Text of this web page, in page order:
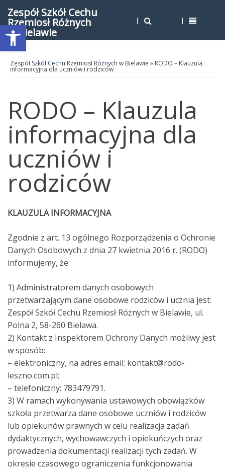
Open toolbar
Zespół Szkół Cechu
Rzemiosł Różnych
w Bielawie
Zespół Szkół Cechu Rzemiosł Różnych w Bielawie » RODO – Klauzula
informacyjna dla uczniów i rodziców
RODO – Klauzula
informacyjna dla
uczniów i
rodziców
KLAUZULA INFORMACYJNA
Zgodnie z art. 13 ogólnego Rozporządzenia o Ochronie
Danych Osobowych z dnia 27 kwietnia 2016 r. (RODO)
informujemy, że:
1) Administratorem danych osobowych
przetwarzającym dane osobowe rodziców i ucznia jest:
Zespół Szkół Cechu Rzemiosł Różnych w Bielawie, ul.
Polna 2, 58-260 Bielawa.
2) Kontakt z Inspektorem Ochrony Danych możliwy jest
w sposób:
– elektroniczny, na adres email: kontakt@rodo-
leszno.com.pl;
– telefoniczny: 783479791.
3) W ramach wykonywania ustawowych obowiązków
szkoła przetwarza dane osobowe uczniów i rodziców
lub opiekunów prawnych w celu realizacja zadań
dydaktycznych, wychowawczych i opiekuńczych oraz
prowadzenia dokumentacji realizacji tych zadań. W
okresie czasowego ograniczenia funkcjonowania